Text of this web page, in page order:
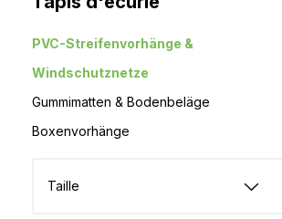
PVC-Streifenvorhänge &
Windschutznetze
Gummimatten & Bodenbeläge
Boxenvorhänge
Taille